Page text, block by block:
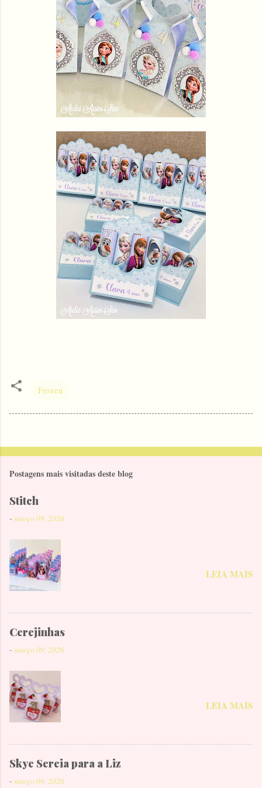
Frozen
Postagens mais visitadas deste blog
Stitch
- março 09, 2026
LEIA MAIS
Cerejinhas
- março 09, 2026
LEIA MAIS
Skye Sereia para a Liz
- março 09, 2026